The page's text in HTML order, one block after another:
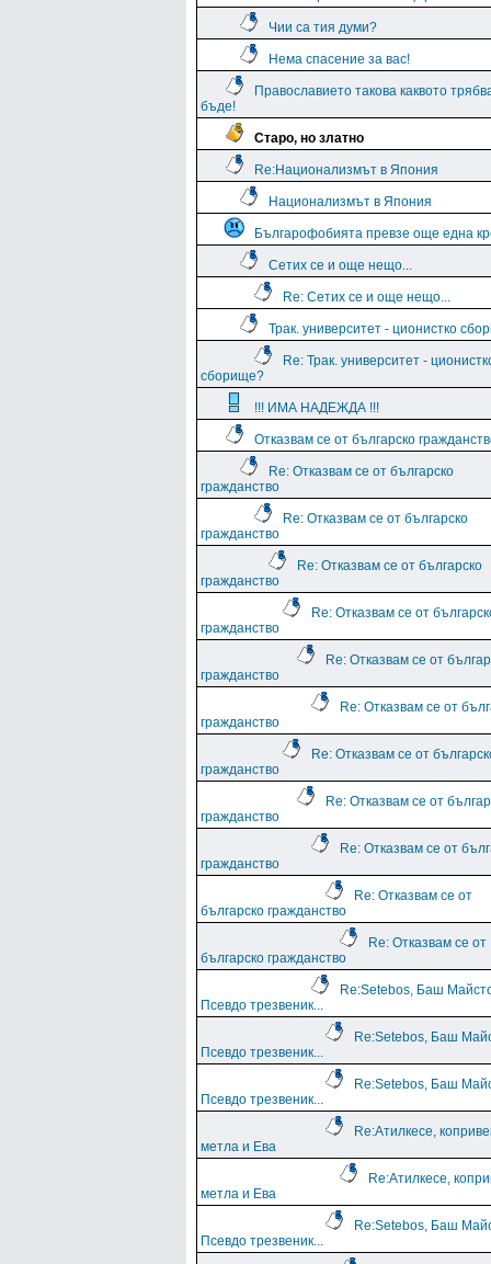
Чии са тия думи?
Нема спасение за вас!
Православието такова каквото
бъде!
Старо, но златно
Re:Национализмът в Япония
Национализмът в Япония
Българофобията превзе още една
Сетих се и още нещо...
Re: Сетих се и още нещо...
Трак. университет - ционистко
Re: Трак. университет -
сборище?
!!! ИМА НАДЕЖДА !!!
Отказвам се от българско
Re: Отказвам се от българско
гражданство
Re: Отказвам се от българско
гражданство
Re: Отказвам се от българско
гражданство
Re: Отказвам се от
гражданство
Re: Отказвам се от
гражданство
Re: Отказвам се от
гражданство
Re: Отказвам се от
гражданство
Re: Отказвам се от
гражданство
Re: Отказвам се от
гражданство
Re: Отказвам се от
българско гражданство
Re: Отказвам се от
българско гражданство
Re:Setebos, Баш
Псевдо трезвеник...
Re:Setebos, Баш
Псевдо трезвеник...
Re:Setebos, Баш
Псевдо трезвеник...
Re:Атилкесе,
метла и Ева
Re:Атилкесе,
метла и Ева
Re:Setebos, Баш
Псевдо трезвеник...